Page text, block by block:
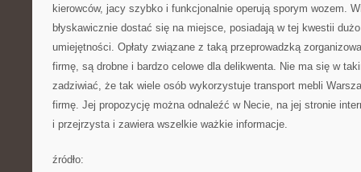
kierowców, jacy szybko i funkcjonalnie operują sporym wozem.
błyskawicznie dostać się na miejsce, posiadają w tej kwestii
umiejętności. Opłaty związane z taką przeprowadzką
firmę, są drobne i bardzo celowe dla delikwenta. Nie ma się w
zadziwiać, że tak wiele osób wykorzystuje transport mebli
firmę. Jej propozycję można odnaleźć w Necie, na jej stronie
i przejrzysta i zawiera wszelkie ważkie informacje.
źródło: